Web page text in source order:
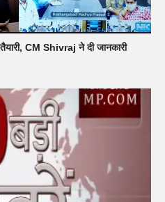
CM Shivraj ने दी जानकारी